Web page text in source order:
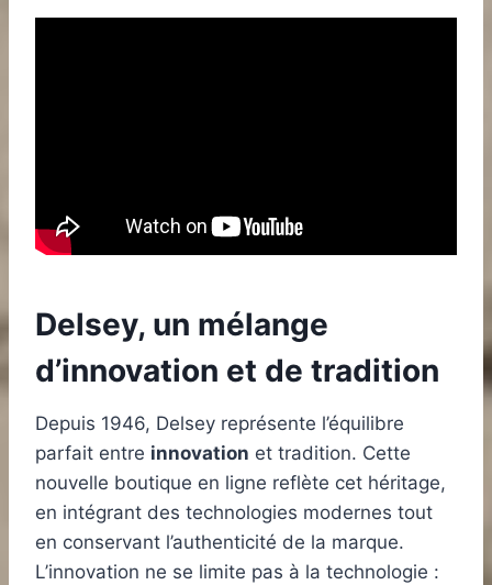
Delsey, un mélange
d’innovation et de tradition
Depuis 1946, Delsey représente l’équilibre
parfait entre innovation et tradition. Cette
nouvelle boutique en ligne reflète cet héritage,
en intégrant des technologies modernes tout
en conservant l’authenticité de la marque.
L’innovation ne se limite pas à la technologie :